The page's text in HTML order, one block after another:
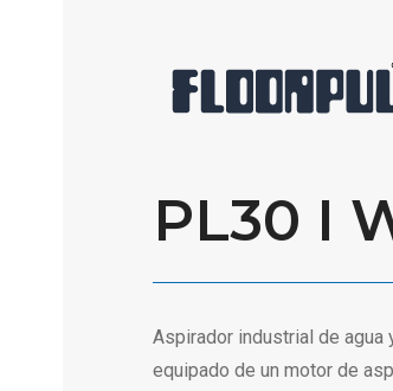
PL30 I
Aspirador industrial de agua
equipado de un motor de